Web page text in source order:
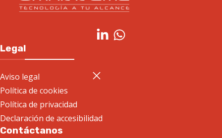
Legal
Aviso legal
Política de cookies
Política de privacidad
Declaración de accesibilidad
Contáctanos